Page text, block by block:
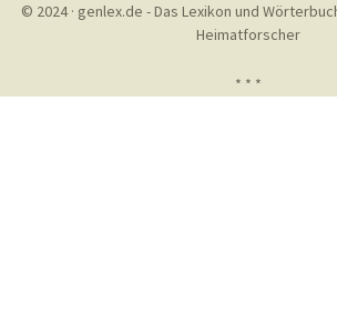
© 2024 · genlex.de - Das Lexikon und
Heimatforscher
* * *